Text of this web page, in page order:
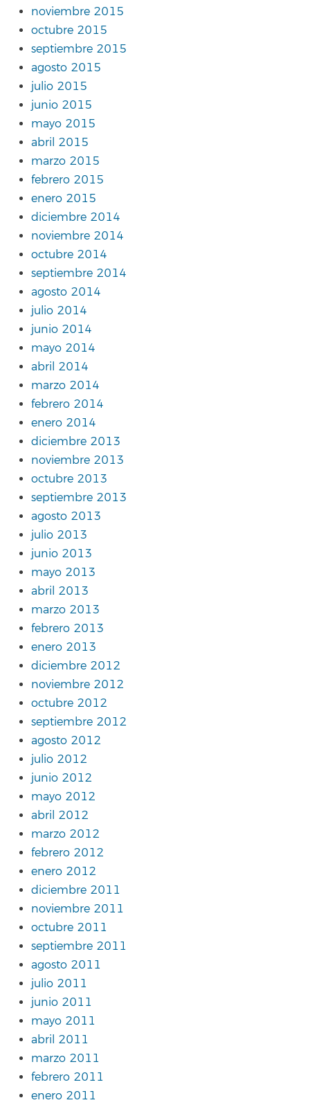
noviembre 2015
octubre 2015
septiembre 2015
agosto 2015
julio 2015
junio 2015
mayo 2015
abril 2015
marzo 2015
febrero 2015
enero 2015
diciembre 2014
noviembre 2014
octubre 2014
septiembre 2014
agosto 2014
julio 2014
junio 2014
mayo 2014
abril 2014
marzo 2014
febrero 2014
enero 2014
diciembre 2013
noviembre 2013
octubre 2013
septiembre 2013
agosto 2013
julio 2013
junio 2013
mayo 2013
abril 2013
marzo 2013
febrero 2013
enero 2013
diciembre 2012
noviembre 2012
octubre 2012
septiembre 2012
agosto 2012
julio 2012
junio 2012
mayo 2012
abril 2012
marzo 2012
febrero 2012
enero 2012
diciembre 2011
noviembre 2011
octubre 2011
septiembre 2011
agosto 2011
julio 2011
junio 2011
mayo 2011
abril 2011
marzo 2011
febrero 2011
enero 2011